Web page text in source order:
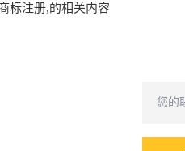
标注册,的相关内容